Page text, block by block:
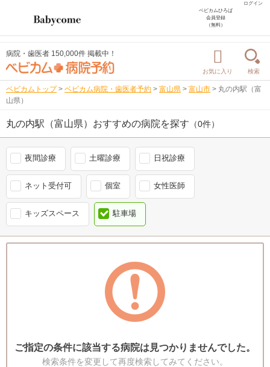
ログイン
ベビカムひろば
会員登録
（無料）
病院・歯医者 150,000件 掲載中！
お気に入り 検索
ベビカムトップ > ベビカム病院・歯医者予約 > 富山県 > 富山市 > 丸の内駅（富
山県）
丸の内駅（富山県）おすすめの病院を探す （0件）
夜間診療 土曜診療 日祝診療
ネット受付可 個室 女性医師
キッズスペース 駐車場
ご指定の条件に該当する病院は見つかりませんでした。
検索条件を変更して再度検索してみてください。